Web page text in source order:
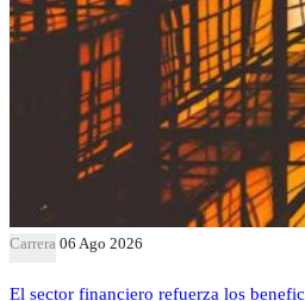
Carrera 06 Ago 2026
El sector financiero refuerza los